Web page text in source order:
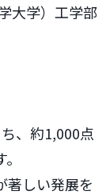
大学）工学部
、約1,000点
著しい発展を